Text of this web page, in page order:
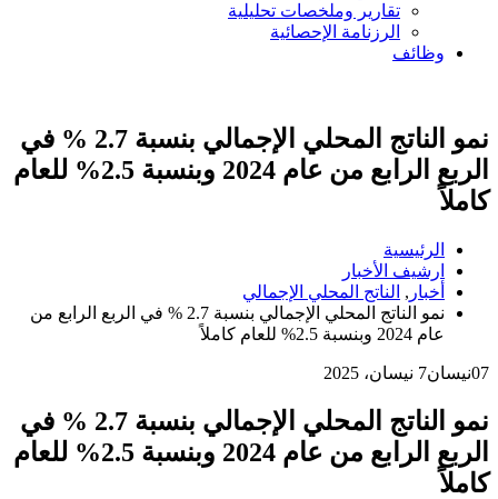
تقارير وملخصات تحليلية
الرزنامة الإحصائية
وظائف
نمو الناتج المحلي الإجمالي بنسبة 2.7 % في
الربع الرابع من عام 2024 وبنسبة 2.5% للعام
كاملاً
الرئيسية
ارشيف الأخبار
أخبار , الناتج المحلي الإجمالي
نمو الناتج المحلي الإجمالي بنسبة 2.7 % في الربع الرابع من
عام 2024 وبنسبة 2.5% للعام كاملاً
07نيسان7 نيسان، 2025
نمو الناتج المحلي الإجمالي بنسبة 2.7 % في
الربع الرابع من عام 2024 وبنسبة 2.5% للعام
كاملاً